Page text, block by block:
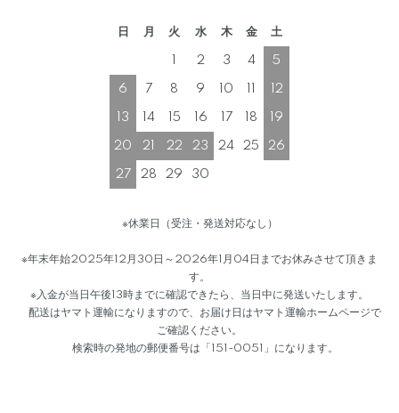
日 月 火 水 木 金 土
2 3 4 5
6 7 8 9 10 12
13 14 15 16 17 18 19
20 21 22 23 24 25 26
27 28 29 30
※休業日（受注・発送対応なし）
※年末年始2025年12月30日～2026年1月04日までお休みさせて頂きま
す。
※入金が当日午後13時までに確認できたら、当日中に発送いたします。
配送はヤマト運輸になりますので、お届け日はヤマト運輸ホームページで
ご確認ください。
検索時の発地の郵便番号は「151-0051」になります。